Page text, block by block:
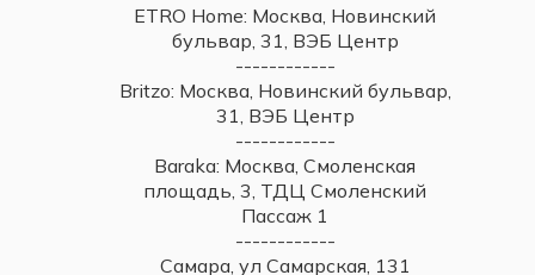
ETRO Home: Москва, Новинский
бульвар, 31, ВЭБ Центр
------------
Britzo: Москва, Новинский бульвар,
31, ВЭБ Центр
------------
Baraka: Москва, Смоленская
площадь, 3, ТДЦ Смоленский
Пассаж 1
------------
Самара, ул Самарская, 131